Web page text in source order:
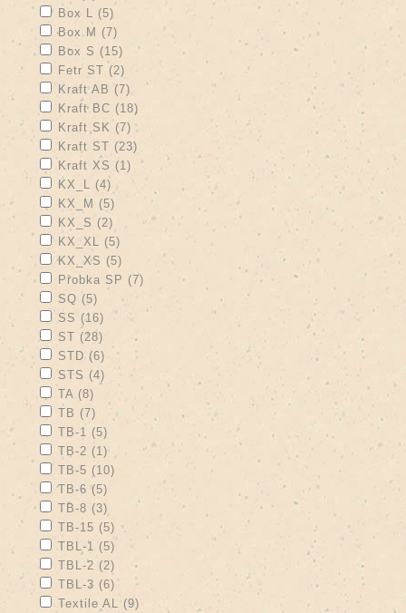
Apply Box L filter
Box L (5)
Apply Box M filter
Box M (7) Apply Box M filter
Apply Box S filter
Box S (15) Apply Box S filter
Apply Fetr ST filter
Fetr ST (2)
Apply Kraft AB filter
Kraft AB (7) Apply Kraft AB filter
Apply Kraft BC filter
Kraft BC (18)
Apply Kraft SK filter
Kraft SK (7) Apply Kraft SK filter
Apply Kraft ST filter
Kraft ST (23)
Apply Kraft XS filter
Kraft XS (1) Apply Kraft XS filter
Apply KX_L filter
KX_L (4)
Apply KX_M filter
KX_M (5)
Apply KX_S filter
KX_S (2) Apply KX_S filter
Apply KX_XL filter
KX_XL (5)
Apply KX_XS filter
KX_XS (5) Apply KX_XS filter
Apply Probka SP filter
Probka SP (7) Apply Probka SP filter
Apply SQ filter
SQ (5) Apply SQ filter
Apply SS filter
SS (16) Apply SS filter
Apply ST filter
ST (28) Apply ST filter
Apply STD filter
STD (6) Apply STD filter
Apply STS filter
STS (4)
Apply TA filter
TA (8) Apply TA filter
Apply TB filter
TB (7)
Apply TB-1 filter
TB-1 (5)
Apply TB-2 filter
TB-2 (1) Apply TB-2 filter
Apply TB-5 filter
TB-5 (10)
Apply TB-6 filter
TB-6 (5) Apply TB-6 filter
Apply TB-8 filter
TB-8 (3) Apply TB-8 filter
Apply TB-15 filter
TB-15 (5) Apply TB-15 filter
Apply TBL-1 filter
TBL-1 (5)
Apply TBL-2 filter
TBL-2 (2) Apply TBL-2 filter
Apply TBL-3 filter
TBL-3 (6) Apply TBL-3 filter
Apply Textile AL filter
Textile AL (9)